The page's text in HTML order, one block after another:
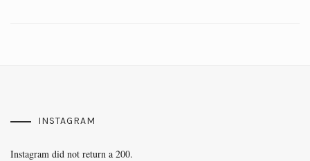
INSTAGRAM
Instagram did not return a 200.